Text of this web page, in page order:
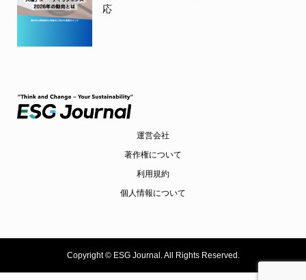
応
運営会社
著作権について
利用規約
個人情報について
Copyright ©ESG Journal. All Rights Reserved.